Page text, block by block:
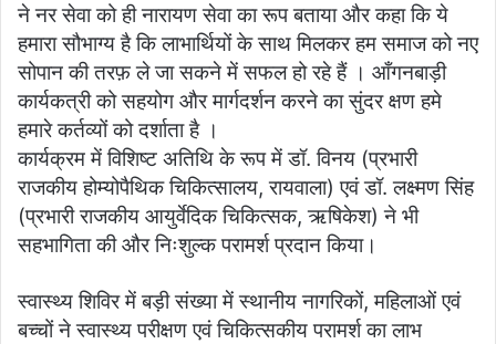
ने नर सेवा को ही नारायण सेवा का रूप बताया और कहा कि ये
हमारा सौभाग्य है कि लाभार्थियों के साथ मिलकर हम समाज को नए
सोपान की तरफ़ ले जा सकने में सफल हो रहे हैं । आँगनबाड़ी
कार्यकत्री को सहयोग और मार्गदर्शन करने का सुंदर क्षण हमे
हमारे कर्तव्यों को दर्शाता है ।
कार्यक्रम में विशिष्ट अतिथि के रूप में डॉ. विनय (प्रभारी
राजकीय होम्योपैथिक चिकित्सालय, रायवाला) एवं डॉ. लक्ष्मण सिंह
(प्रभारी राजकीय आयुर्वेदिक चिकित्सक, ऋषिकेश) ने भी
सहभागिता की और निःशुल्क परामर्श प्रदान किया।
स्वास्थ्य शिविर में बड़ी संख्या में स्थानीय नागरिकों, महिलाओं एवं
बच्चों ने स्वास्थ्य परीक्षण एवं चिकित्सकीय परामर्श का लाभ